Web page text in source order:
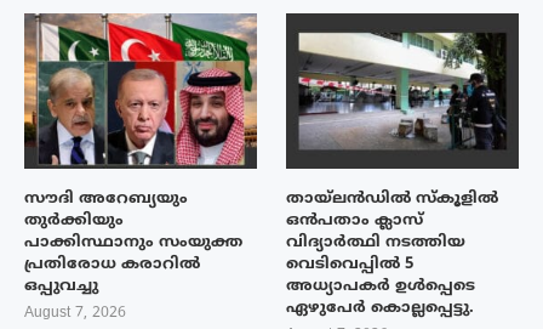
സൗദി അറേബ്യയും
തുർക്കിയും
പാക്കിസ്ഥാനും സംയുക്ത
പ്രതിരോധ കരാറിൽ
ഒപ്പുവച്ചു
August 7, 2026
തായ്‌ലൻഡിൽ സ്കൂളിൽ
ഒൻപതാം ക്ലാസ്
വിദ്യാർത്ഥി നടത്തിയ
വെടിവെപ്പിൽ 5
അധ്യാപകർ ഉൾപ്പെടെ
ഏഴുപേർ കൊല്ലപ്പെട്ടു.